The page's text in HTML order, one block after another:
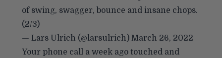
of swing, swagger, bounce and insane chops.
(2/3)
— Lars Ulrich (@larsulrich) March 26, 2022
Your phone call a week ago touched and